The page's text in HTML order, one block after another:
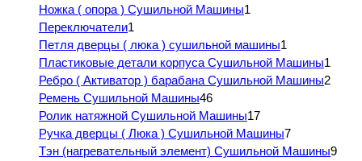
Ножка ( опора ) Сушильной Машины1
Переключатели1
Петля дверцы ( люка ) сушильной машины1
Пластиковые детали корпуса Сушильной Машины1
Ребро ( Активатор ) барабана Сушильной Машины2
Ремень Сушильной Машины46
Ролик натяжной Сушильной Машины17
Ручка дверцы ( Люка ) Сушильной Машины7
Тэн (нагревательный элемент) Сушильной Машины9